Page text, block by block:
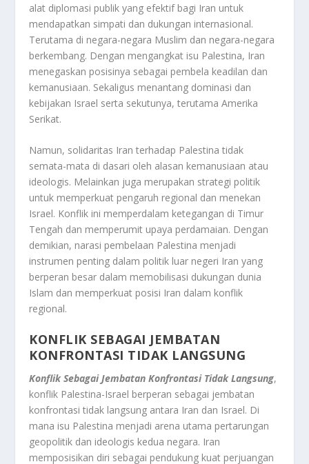
alat diplomasi publik yang efektif bagi Iran untuk
mendapatkan simpati dan dukungan internasional.
Terutama di negara-negara Muslim dan negara-negara
berkembang. Dengan mengangkat isu Palestina, Iran
menegaskan posisinya sebagai pembela keadilan dan
kemanusiaan. Sekaligus menantang dominasi dan
kebijakan Israel serta sekutunya, terutama Amerika
Serikat.
Namun, solidaritas Iran terhadap Palestina tidak
semata-mata di dasari oleh alasan kemanusiaan atau
ideologis. Melainkan juga merupakan strategi politik
untuk memperkuat pengaruh regional dan menekan
Israel. Konflik ini memperdalam ketegangan di Timur
Tengah dan memperumit upaya perdamaian. Dengan
demikian, narasi pembelaan Palestina menjadi
instrumen penting dalam politik luar negeri Iran yang
berperan besar dalam memobilisasi dukungan dunia
Islam dan memperkuat posisi Iran dalam konflik
regional.
KONFLIK SEBAGAI JEMBATAN
KONFRONTASI TIDAK LANGSUNG
Konflik Sebagai Jembatan Konfrontasi Tidak Langsung,
konflik Palestina-Israel berperan sebagai jembatan
konfrontasi tidak langsung antara Iran dan Israel. Di
mana isu Palestina menjadi arena utama pertarungan
geopolitik dan ideologis kedua negara. Iran
memposisikan diri sebagai pendukung kuat perjuangan